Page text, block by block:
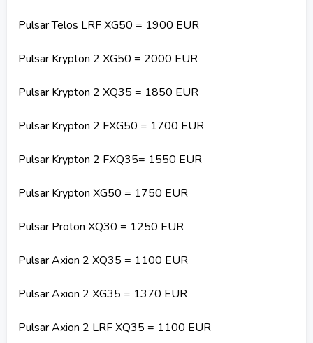
Pulsar Telos LRF XG50 = 1900 EUR
Pulsar Krypton 2 XG50 = 2000 EUR
Pulsar Krypton 2 XQ35 = 1850 EUR
Pulsar Krypton 2 FXG50 = 1700 EUR
Pulsar Krypton 2 FXQ35= 1550 EUR
Pulsar Krypton XG50 = 1750 EUR
Pulsar Proton XQ30 = 1250 EUR
Pulsar Axion 2 XQ35 = 1100 EUR
Pulsar Axion 2 XG35 = 1370 EUR
Pulsar Axion 2 LRF XQ35 = 1100 EUR